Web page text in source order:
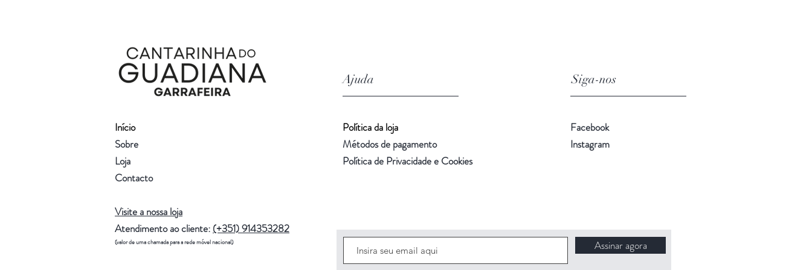
Início
Sobre
Loja
Contacto
Visite a nossa loja
Atendimento ao cliente: (+351) 914353282
(valor de uma chamada para a rede móvel nacional)
Ajuda
Política da loja
Métodos de pagamento
Política de Privacidade e Cookies
Siga-nos
Facebook
Instagram
Assinar agora